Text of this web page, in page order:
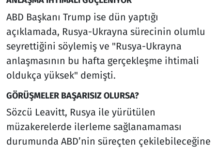
ABD Başkanı Trump ise dün yaptığı
açıklamada, Rusya-Ukrayna sürecinin olumlu
seyrettiğini söylemiş ve "Rusya-Ukrayna
anlaşmasının bu hafta gerçekleşme ihtimali
oldukça yüksek" demişti.
GÖRÜŞMELER BAŞARISIZ OLURSA?
Sözcü Leavitt, Rusya ile yürütülen
müzakerelerde ilerleme sağlanamaması
durumunda ABD’nin süreçten çekilebileceğine